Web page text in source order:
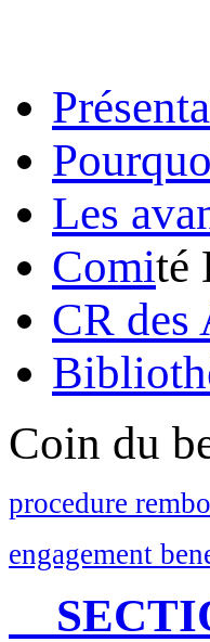
Les
Comité
CR des
Coin du
procedure
engagement